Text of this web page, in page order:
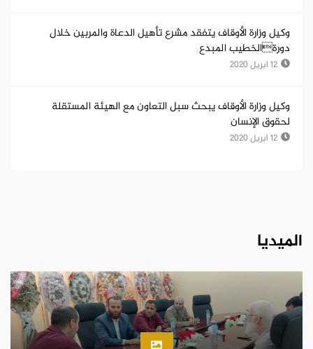
وكيل وزارة الأوقاف يتفقد مشرع تأهيل الدعاة والمربين خلال
دورةالخطيب المبدع
12 ابريل 2020
وكيل وزارة الأوقاف يبحث سبل التعاون مع الهيئة المستقلة
لحقوق الإنسان
12 ابريل 2020
الميديا